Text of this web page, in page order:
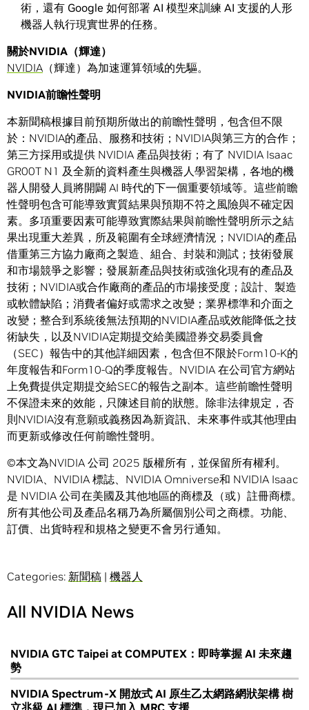
術，還有 Google 如何部署 AI 模型來訓練 AI 支援的人形
機器人執行現實世界的任務。
關於NVIDIA（輝達）
NVIDIA （輝達）為加速運算領域的先驅。
NVIDIA前瞻性聲明
本新聞稿根據目前預期所做出的前瞻性聲明，包含但不限
於：NVIDIA的產品、服務和技術；NVIDIA與第三方的合作；
第三方採用或提供 NVIDIA 產品與技術；有了 NVIDIA Isaac
GR00T N1 及全新的資料產生與機器人學習架構，各地的機
器人開發人員將開闢 AI 時代的下一個重要領域等。這些前瞻
性聲明包含可能導致實質結果與預期不符之風險與不確定因
素。多項重要因素可能導致實際結果與前瞻性聲明所示之結
果出現重大差異，所及範圍有全球經濟情況；NVIDIA的產品
借重第三方協力廠商之製造、組合、封裝和測試；技術發展
和市場競爭之影響；發展新產品與技術或強化現有的產品及
技術；NVIDIA或合作廠商的產品的市場接受度；設計、製造
或軟體缺陷；消費者偏好或需求之改變；業界標準和介面之
改變；整合到系統後無法預期的NVIDIA產品或效能降低之技
術缺失，以及NVIDIA定期提交給美國證券交易委員會
（SEC）報告中的其他詳細因素，包含但不限於Form10-K的
年度報告和Form10-Q的季度報告。NVIDIA 在公司官方網站
上免費提供定期提交給SEC的報告之副本。這些前瞻性聲明
不保證未來的效能，只陳述目前的狀態。除非法律規定，否
則NVIDIA沒有意願或義務因為新資訊、未來事件或其他理由
而更新或修改任何前瞻性聲明。
©本文為NVIDIA 公司 2025 版權所有，並保留所有權利。
NVIDIA、NVIDIA 標誌、NVIDIA Omniverse和 NVIDIA Isaac
是 NVIDIA 公司在美國及其他地區的商標及（或）註冊商標。
所有其他公司及產品名稱乃為所屬個別公司之商標。功能、
訂價、出貨時程和規格之變更不會另行通知。
Categories: 新聞稿 | 機器人
All NVIDIA News
NVIDIA GTC Taipei at COMPUTEX：即時掌握 AI 未來趨
勢
NVIDIA Spectrum-X 開放式 AI 原生乙太網路網狀架構 樹